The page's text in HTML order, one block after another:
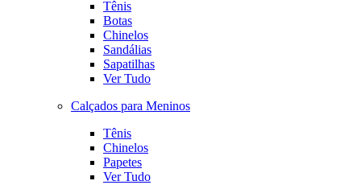
Tênis
Botas
Chinelos
Sandálias
Sapatilhas
Ver Tudo
Calçados para Meninos
Tênis
Chinelos
Papetes
Ver Tudo